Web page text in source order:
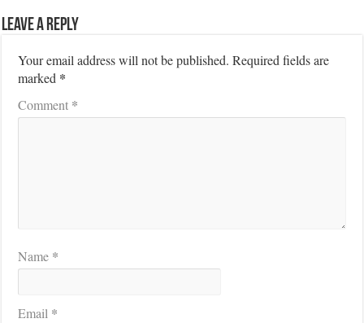
Leave a Reply
Your email address will not be published. Required fields are
marked *
Comment *
Name *
Email *